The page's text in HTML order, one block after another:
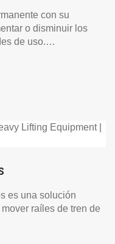
con su
o disminuir los
de uso.…
es una solución
raíles de tren de